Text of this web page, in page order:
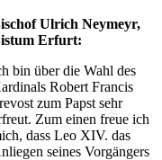
Ulrich Neymeyr,
Erfurt:
bin über die Wahl des
Robert Francis
zum Papst sehr
Zum einen freue ich
dass Leo XIV. das
seines Vorgängers